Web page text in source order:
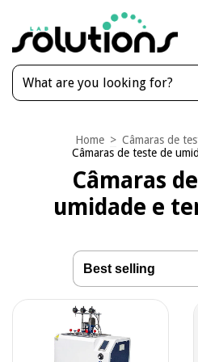
Home > Câmaras de
Câmaras de teste de
Câmaras
umidade e